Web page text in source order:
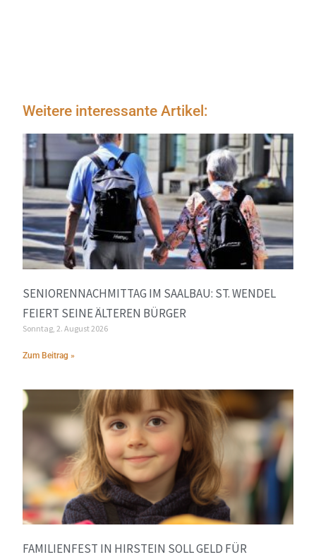
Weitere interessante Artikel:
SENIORENNACHMITTAG IM SAALBAU: ST. WENDEL
FEIERT SEINE ÄLTEREN BÜRGER
Sonntag, 2. August 2026
Zum Beitrag »
FAMILIENFEST IN HIRSTEIN SOLL GELD FÜR